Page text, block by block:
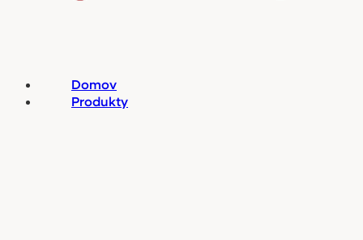
Domov
Produkty